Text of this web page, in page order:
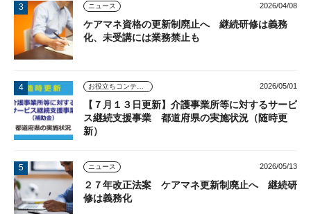
ニュース 2026/04/08
ケアマネ資格の更新制廃止へ 継続研修は義務
化、未受講には業務禁止も
2026/05/01
【７月１３日更新】介護事業所等に対するサービ
ス継続支援事業 都道府県の実施状況（随時更
新）
ニュース 2026/05/13
２７年改正法案 ケアマネ更新制廃止へ 継続研
修は義務化